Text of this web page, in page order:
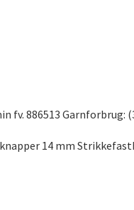
fv. 886513 Garnforbrug:
14 mm